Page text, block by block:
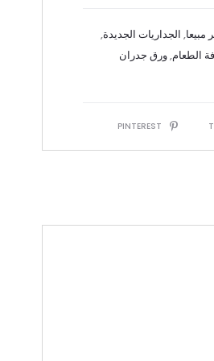
مبیعا, الجداريات الجديدة,
الطعام,ورق جدران
PINTEREST